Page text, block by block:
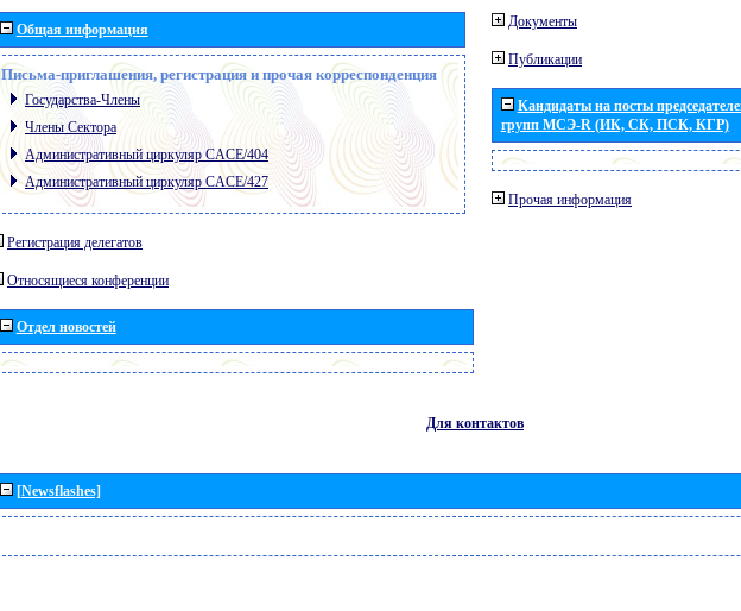
Общая информация
Письма-приглашения, регистрация и прочая корреспонденция
Государства-Члены
Члены Сектора
Административный циркуляр CACE/404
Административный циркуляр CACE/427
Регистрация делегатов
Относящиеся конференции
Отдел новостей
Документы
Публикации
Кандидаты на посты
групп МСЭ-R (ИК, СК, ПСК, КГР)
Прочая информация
Для контактов
[Newsflashes]